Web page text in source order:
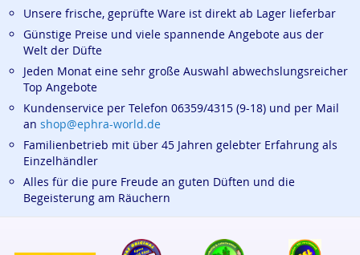
Unsere frische, geprüfte Ware ist direkt ab Lager lieferbar
Günstige Preise und viele spannende Angebote aus der
Welt der Düfte
Jeden Monat eine sehr große Auswahl abwechslungsreicher
Top Angebote
Kundenservice per Telefon 06359/4315 (9-18) und per Mail
an shop@ephra-world.de
Familienbetrieb mit über 45 Jahren gelebter Erfahrung als
Einzelhändler
Alles für die pure Freude an guten Düften und die
Begeisterung am Räuchern